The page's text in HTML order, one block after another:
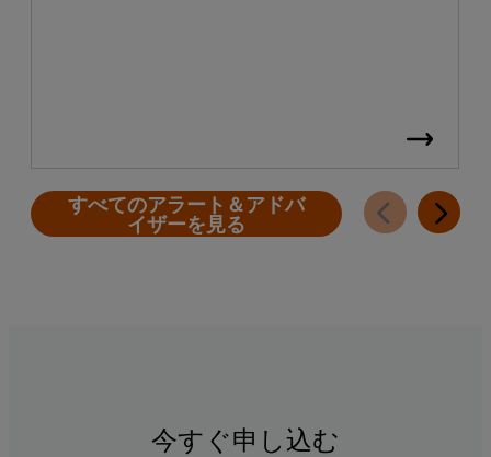
すべてのアラート＆アドバ
イザーを見る
今すぐ申し込む